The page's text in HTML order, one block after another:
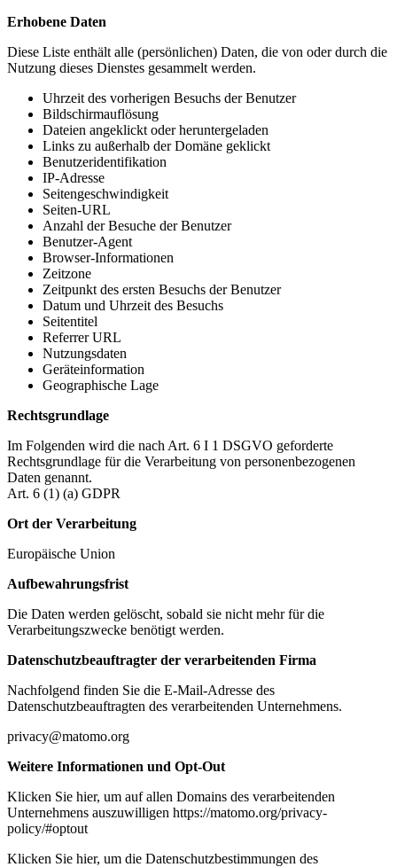
Erhobene Daten
Diese Liste enthält alle (persönlichen) Daten, die von oder durch die
Nutzung dieses Dienstes gesammelt werden.
Uhrzeit des vorherigen Besuchs der Benutzer
Bildschirmauflösung
Dateien angeklickt oder heruntergeladen
Links zu außerhalb der Domäne geklickt
Benutzeridentifikation
IP-Adresse
Seitengeschwindigkeit
Seiten-URL
Anzahl der Besuche der Benutzer
Benutzer-Agent
Browser-Informationen
Zeitzone
Zeitpunkt des ersten Besuchs der Benutzer
Datum und Uhrzeit des Besuchs
Seitentitel
Referrer URL
Nutzungsdaten
Geräteinformation
Geographische Lage
Rechtsgrundlage
Im Folgenden wird die nach Art. 6 I 1 DSGVO geforderte
Rechtsgrundlage für die Verarbeitung von personenbezogenen
Daten genannt.
Art. 6 (1) (a) GDPR
Ort der Verarbeitung
Europäische Union
Aufbewahrungsfrist
Die Daten werden gelöscht, sobald sie nicht mehr für die
Verarbeitungszwecke benötigt werden.
Datenschutzbeauftragter der verarbeitenden Firma
Nachfolgend finden Sie die E-Mail-Adresse des
Datenschutzbeauftragten des verarbeitenden Unternehmens.
privacy@matomo.org
Weitere Informationen und Opt-Out
Klicken Sie hier, um auf allen Domains des verarbeitenden
Unternehmens auszuwilligen https://matomo.org/privacy-
policy/#optout
Klicken Sie hier, um die Datenschutzbestimmungen des